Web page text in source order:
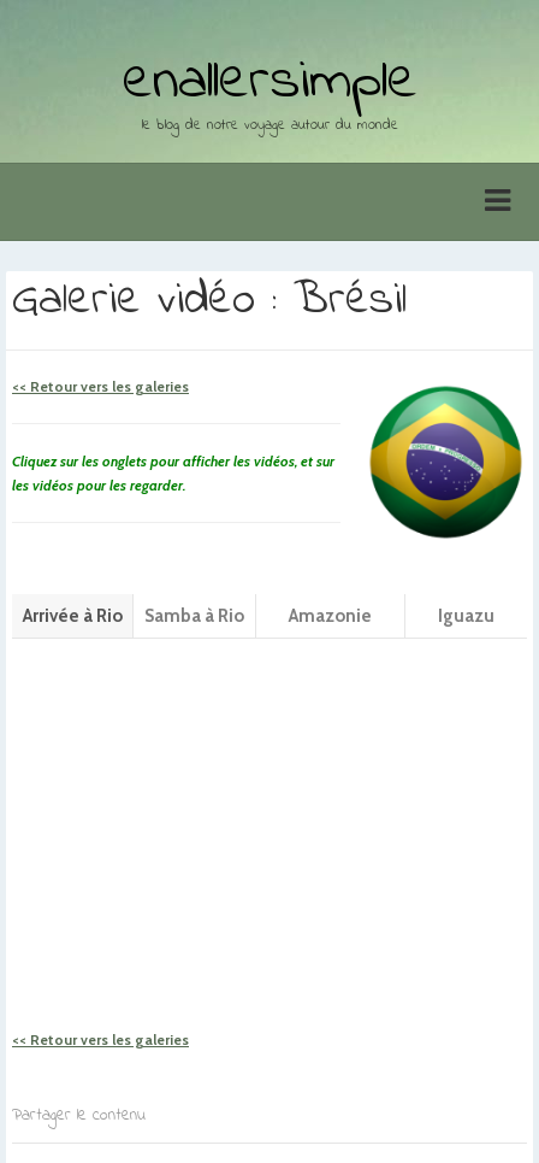
enallersimple
le blog de notre voyage autour du monde
Galerie vidéo : Brésil
<< Retour vers les galeries
Cliquez sur les onglets pour afficher les vidéos, et sur
les vidéos pour les regarder.
Arrivée à Rio Samba à Rio Amazonie Iguazu
<< Retour vers les galeries
Partager le contenu